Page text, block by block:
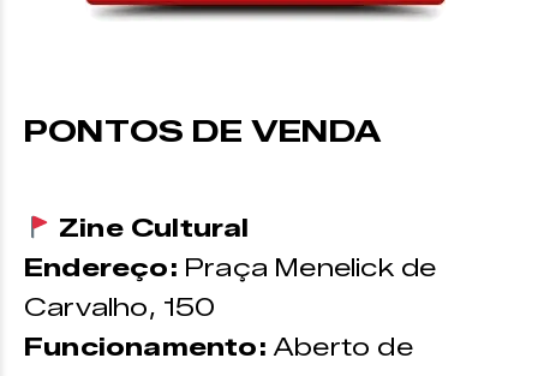
PONTOS DE VENDA
Zine Cultural
Endereço: Praça Menelick de
Carvalho, 150
Funcionamento:Aberto de